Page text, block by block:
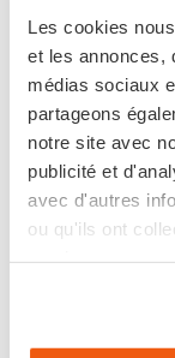
Les cookies
et les annonces,
médias sociaux
partageons
notre site avec
publicité et
avec d'autres
ou qu'ils ont
VOIR